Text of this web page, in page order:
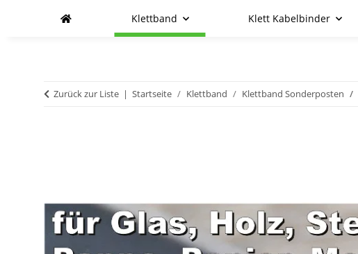
Klettband Klett Kabelbinder
Zurück zur Liste Startseite Klettband Klettband Sonderposten